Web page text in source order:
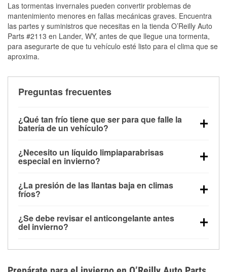
Las tormentas invernales pueden convertir problemas de
mantenimiento menores en fallas mecánicas graves. Encuentra
las partes y suministros que necesitas en la tienda O’Reilly Auto
Parts #2113 en Lander, WY, antes de que llegue una tormenta,
para asegurarte de que tu vehículo esté listo para el clima que se
aproxima.
Preguntas frecuentes
¿Qué tan frío tiene que ser para que falle la
batería de un vehículo?
debajo de los 32 °F y puede perder hasta la mitad de
su potencia de arranque cerca de los 0 °F, lo que
arranque.
¿Necesito un líquido limpiaparabrisas
especial en invierno?
la congelación y ayuda a disolver la sal y la nieve
derretida en la carretera para mejorar la visibilidad.
¿La presión de las llantas baja en climas
fríos?
alrededor de 1 PSI por cada 10 °F que baja la
temperatura. Puedes obtener más información sobre
¿Se debe revisar el anticongelante antes
del invierno?
el sobrecalentamiento en condiciones de frío